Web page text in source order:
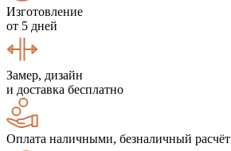
Изготовление
от 5 дней
Замер, дизайн
и доставка бесплатно
Оплата наличными, безналичный расчёт